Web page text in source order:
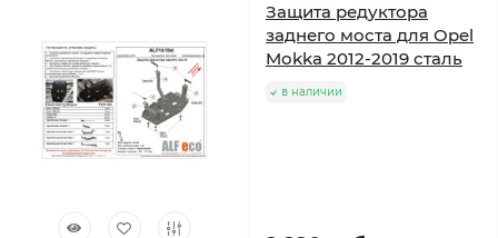
Защита редуктора
заднего моста для Opel
Mokka 2012-2019 сталь
в наличии